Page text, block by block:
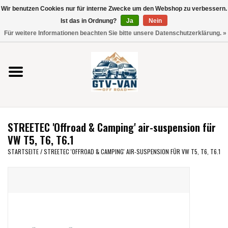
Verwende
die
nach
oben
und
unten,
verfügbare
auszuwählen.
Vito / V-Klasse 447
Viano /Vito 639
VW T7 2025
STREETEC 'Offroad & Camping' air-suspension für
VW T5, T6, T6.1
STARTSEITE/STREETEC 'OFFROAD & CAMPING' AIR-SUSPENSION FÜR VW T5, T6, T6.1
Wir benutzen Cookies nur für interne Zwecke um den Webshop zu verbessern.
Ist das in Ordnung?
Ja
Nein
Für weitere Informationen beachten Sie bitte unsere Datenschutzerklärung. »